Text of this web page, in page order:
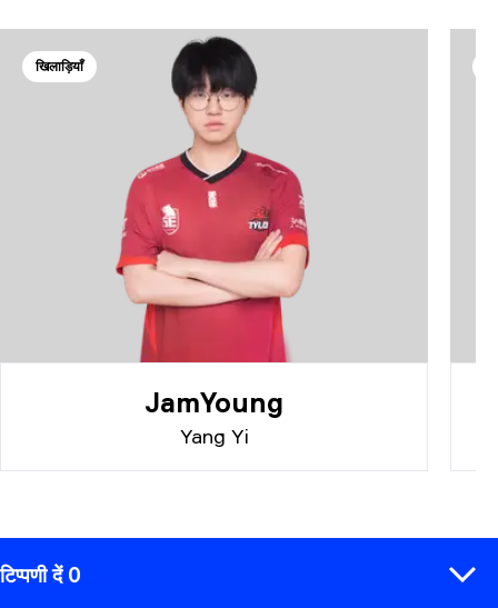
खिलाड़ियाँ
JamYoung
Yang Yi
टिप्पणी दें 0